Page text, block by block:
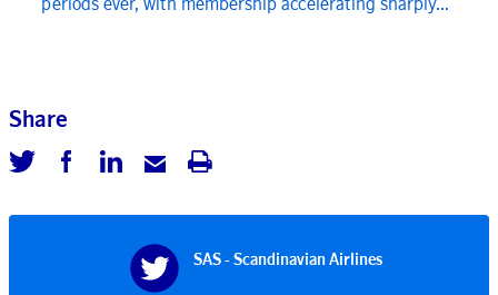
Share
SAS - Scandinavian Airlines